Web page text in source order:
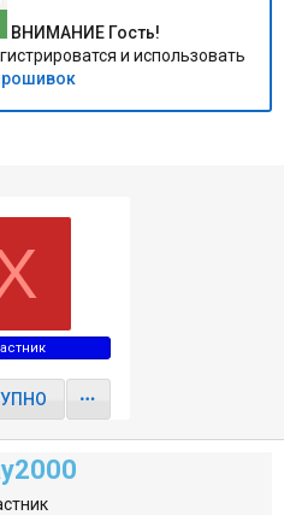
ВНИМАНИЕ Гость!
и использовать